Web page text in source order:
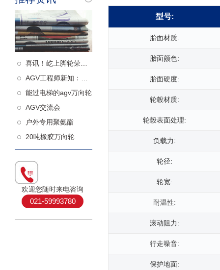
喜讯！屹上脚轮荣获高新技术企业认定！
AGV工程师新知：什么样的从动轮更减震
能过电梯的agv万向轮
AGV交流会
户外专用聚氨酯
20吨橡胶万向轮
欢迎您随时来电咨询
021-59993780
型号:
胎面材质:
胎面颜色:
胎面硬度:
轮毂材质:
轮毂表面处理:
负载力:
轮径:
轮宽:
耐温性:
滚动阻力:
行走噪音:
保护地面: